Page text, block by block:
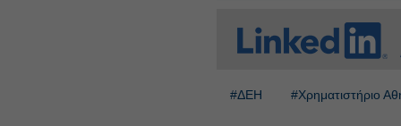
#ΔΕΗ #Χρηματιστήριο